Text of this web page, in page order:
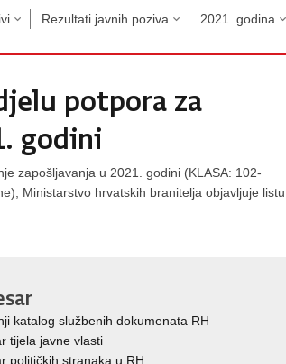
Rezultati javnih poziva 2021. godina
potpora za
godini
zapošljavanja u 2021. godini (KLASA: 102-
Ministarstvo hrvatskih branitelja objavljuje listu
katalog službenih dokumenata RH
tijela javne vlasti
političkih stranaka u RH